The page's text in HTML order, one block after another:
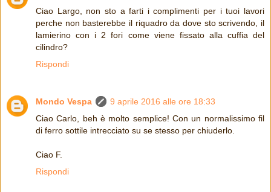
Ciao Largo, non sto a farti i complimenti per i tuoi lavori
perche non basterebbe il riquadro da dove sto scrivendo, il
lamierino con i 2 fori come viene fissato alla cuffia del
cilindro?
Rispondi
Mondo Vespa
9 aprile 2016 alle ore 18:33
Ciao Carlo, beh è molto semplice! Con un normalissimo fil
di ferro sottile intrecciato su se stesso per chiuderlo.
Ciao F.
Rispondi